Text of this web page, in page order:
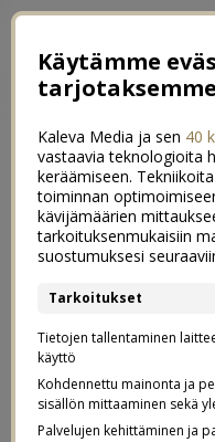
Kato mua
Käytämme
Kaleva Media ja sen 40
vastaavia teknologioita
keräämiseen.
toiminnan
kävijämäärien
tarkoituksenmukaisiin
suostumuksesi
Tarkoitukset
Tietojen tallentaminen
käyttö
Kohdennettu mainonta ja
sisällön mittaaminen sekä
Palvelujen kehittäminen ja